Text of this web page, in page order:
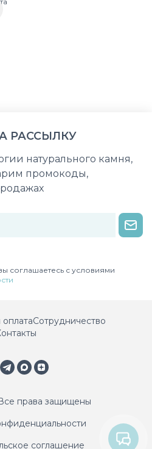
РАССЫЛКУ
натурального камня,
промокоды,
соглашаетесь с условиями
Сотрудничество
права защищены
соглашение